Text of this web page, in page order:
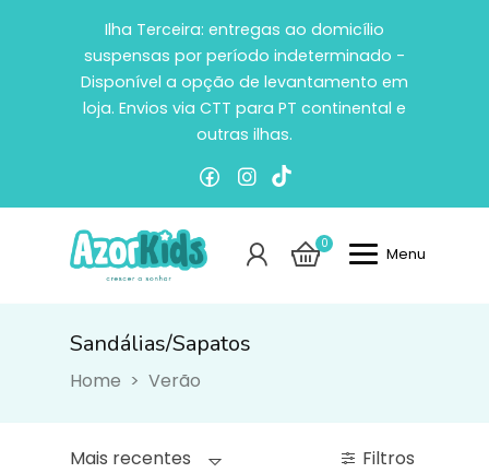
Ilha Terceira: entregas ao domicílio
suspensas por período indeterminado -
Disponível a opção de levantamento em
loja. Envios via CTT para PT continental e
outras ilhas.
0
Menu
Sandálias/Sapatos
Sandálias/Sapatos
Home Verão
Mais recentes Filtros